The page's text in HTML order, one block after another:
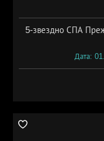
5-звездно СПА
Дата: